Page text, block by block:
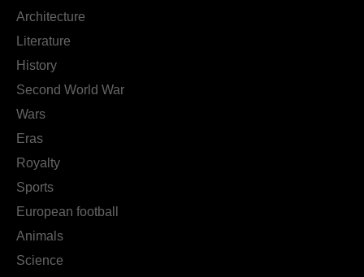
Architecture
Literature
History
Second World War
Wars
Eras
Royalty
Sports
European football
Animals
Science